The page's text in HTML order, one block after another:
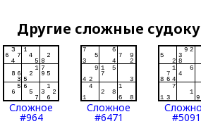
Другие сложные судоку
Сложное
#964
Сложное
#6471 #5091